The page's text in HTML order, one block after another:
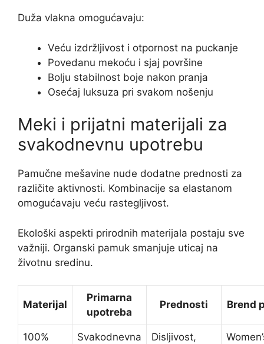
Duža vlakna omogućavaju:
Veću izdržljivost i otpornost na puckanje
Povedanu mekoću i sjaj površine
Bolju stabilnost boje nakon pranja
Osećaj luksuza pri svakom nošenju
Meki i prijatni materijali za
svakodnevnu upotrebu
Pamučne mešavine nude dodatne prednosti za
različite aktivnosti. Kombinacije sa elastanom
omogućavaju veću rastegljivost.
Ekološki aspekti prirodnih materijala postaju sve
važniji. Organski pamuk smanjuje uticaj na
životnu sredinu.
Materijal
Primarna
upotreba
Prednosti Brend
100%
Svakodnevna
Disljivost,